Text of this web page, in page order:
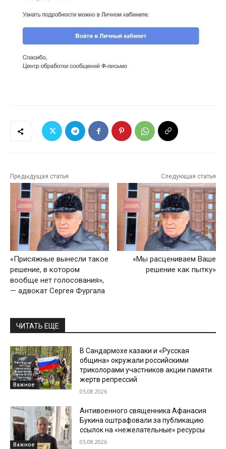
Предыдущая статья
«Присяжные вынесли такое
решение, в котором
вообще нет голосования»,
— адвокат Сергея Фургала
Следующая статья
«Мы расцениваем Ваше
решение как пытку»
ЧИТАТЬ ЕЩЕ
Важное
В Сандармохе казаки и «Русская
община» окружали российскими
триколорами участников акции памяти
жертв репрессий
05.08.2026
Важное
Антивоенного священника Афанасия
Букина оштрафовали за публикацию
ссылок на «нежелательные» ресурсы
05.08.2026